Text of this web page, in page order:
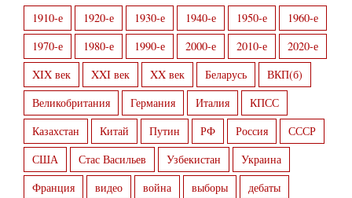
1910-е 1920-е 1930-е 1940-е 1950-е
1960-е
1970-е
1980-е 1990-е 2000-е 2010-е
2020-е
XIX век
XXI век XX век Беларусь
ВКП(б)
Великобритания
Германия Италия
КПСС
Казахстан
Китай Путин РФ Россия
СССР
США
Стас Васильев Узбекистан
Украина
Франция
видео война выборы
дебаты